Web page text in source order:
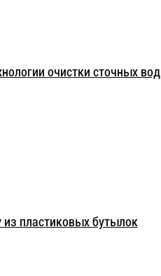
очистки сточных вод
пластиковых бутылок